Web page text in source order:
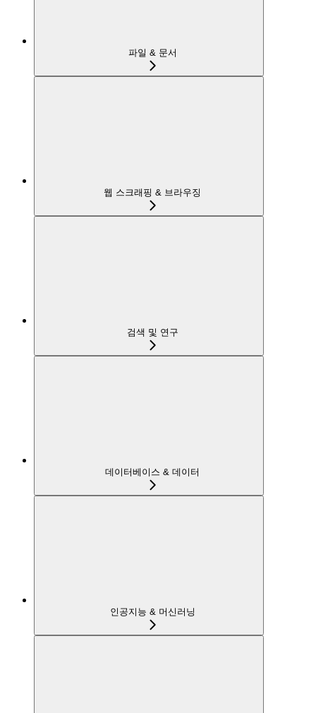
파일 & 문서
웹 스크래핑 & 브라우징
검색 및 연구
데이터베이스 & 데이터
인공지능 & 머신러닝